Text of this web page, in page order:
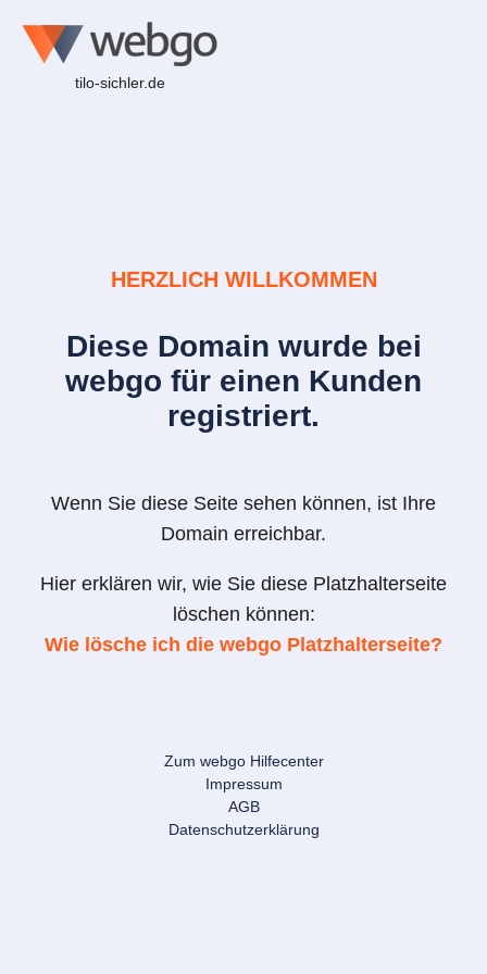
tilo-sichler.de
HERZLICH WILLKOMMEN
Diese Domain wurde bei
webgo für einen Kunden
registriert.
Wenn Sie diese Seite sehen können, ist Ihre
Domain erreichbar.
Hier erklären wir, wie Sie diese Platzhalterseite
löschen können:
Wie lösche ich die webgo Platzhalterseite?
Zum webgo Hilfecenter
Impressum
AGB
Datenschutzerklärung